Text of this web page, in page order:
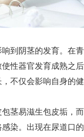
阴茎的发育。在
性器官发育成熟之
不仅会影响自身的
易滋生包皮垢，
染。出现在尿道口